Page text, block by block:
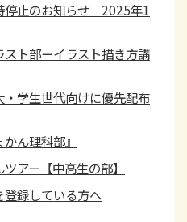
停止のお知らせ 2025年1
スト部ーイラスト描き方講
・学生世代向けに優先配布
ん理科部』
アー【中高生の部】
登録している方へ